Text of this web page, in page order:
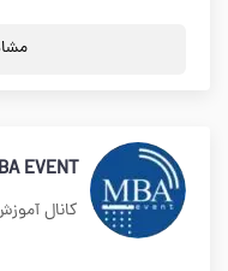
EVENT
کانال